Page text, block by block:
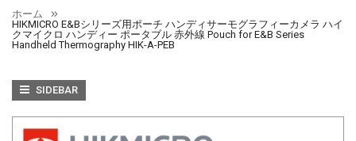
ホーム
HIKMICRO E&Bシリーズ用ポーチ ハンディサーモグラフィーカメラ ハイ
クマイクロ ハンディー ポータブル 赤外線 Pouch for E&B Series
Handheld Thermography HIK-A-PEB
SIDEBAR